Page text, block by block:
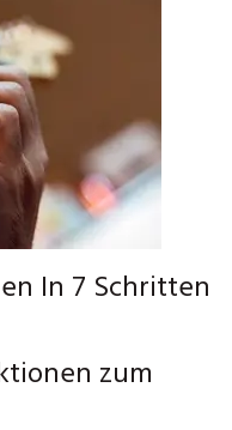
In 7 Schritten
zum